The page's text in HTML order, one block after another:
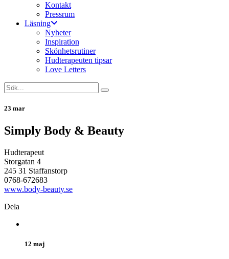
Kontakt
Pressrum
Läsning
Nyheter
Inspiration
Skönhetsrutiner
Hudterapeuten tipsar
Love Letters
23 mar
Simply Body & Beauty
Hudterapeut
Storgatan 4
245 31 Staffanstorp
0768-672683
www.body-beauty.se
Dela
12 maj